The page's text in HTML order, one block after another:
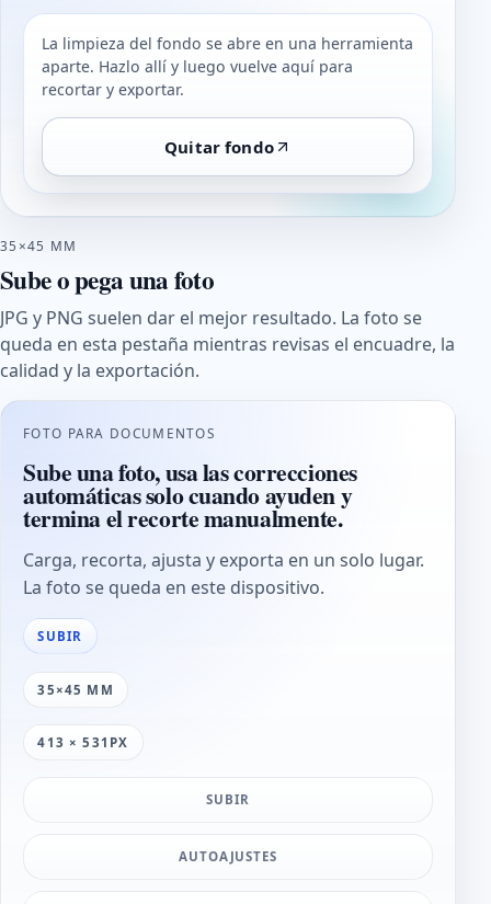
La limpieza del fondo se abre en una herramienta
aparte. Hazlo allí y luego vuelve aquí para
recortar y exportar.
Quitar fondo
35×45 MM
Sube o pega una foto
JPG y PNG suelen dar el mejor resultado. La foto se
queda en esta pestaña mientras revisas el encuadre, la
calidad y la exportación.
FOTO PARA DOCUMENTOS
Sube una foto, usa las correcciones
automáticas solo cuando ayuden y
termina el recorte manualmente.
Carga, recorta, ajusta y exporta en un solo lugar.
La foto se queda en este dispositivo.
SUBIR
35×45 MM
413 × 531PX
SUBIR
AUTOAJUSTES